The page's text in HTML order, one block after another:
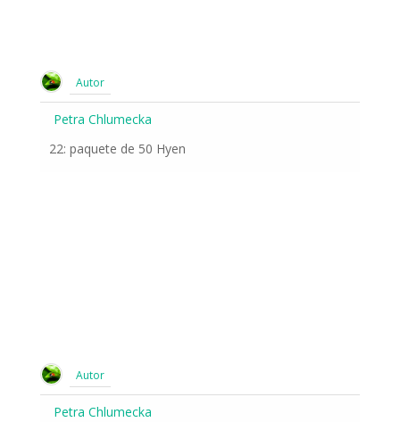
Autor
Petra Chlumecka
22: paquete de 50 Hyen
Autor
Petra Chlumecka